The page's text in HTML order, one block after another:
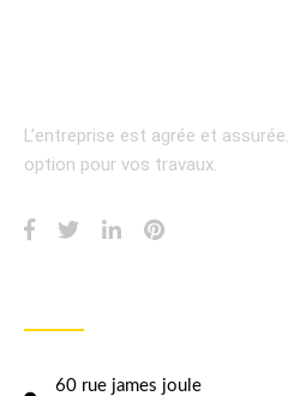
L’entreprise est agrée et assurée.
option pour vos travaux.
60 rue james joule